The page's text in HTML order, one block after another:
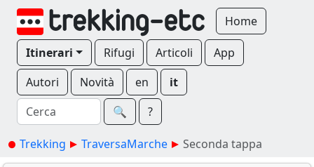
Home
Itinerari Rifugi Articoli
App
Autori
Novità en
it
🔍︎
?
Trekking TraversaMarche Seconda tappa